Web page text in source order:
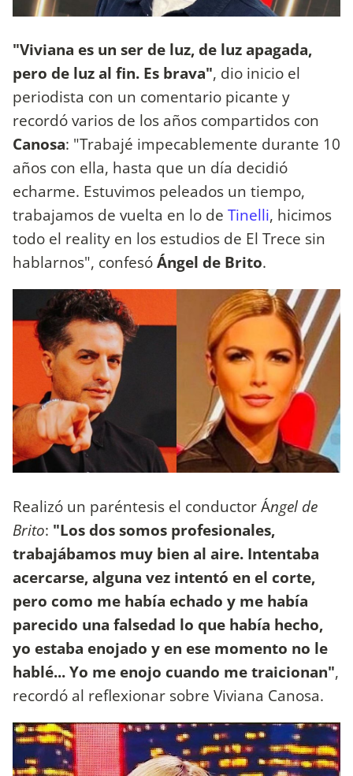
"Viviana es un ser de luz, de luz apagada,
pero de luz al fin. Es brava", dio inicio el
periodista con un comentario picante y
recordó varios de los años compartidos con
Canosa: "Trabajé impecablemente durante 10
años con ella, hasta que un día decidió
echarme. Estuvimos peleados un tiempo,
trabajamos de vuelta en lo de Tinelli, hicimos
todo el reality en los estudios de El Trece sin
hablarnos", confesóÁngel de Brito.
Realizó un paréntesis el conductor Ángel de
Brito: "Los dos somos profesionales,
trabajábamos muy bien al aire. Intentaba
acercarse, alguna vez intentó en el corte,
pero como me había echado y me había
parecido una falsedad lo que había hecho,
yo estaba enojado y en ese momento no le
hablé... Yo me enojo cuando me traicionan",
recordó al reflexionar sobre Viviana Canosa.